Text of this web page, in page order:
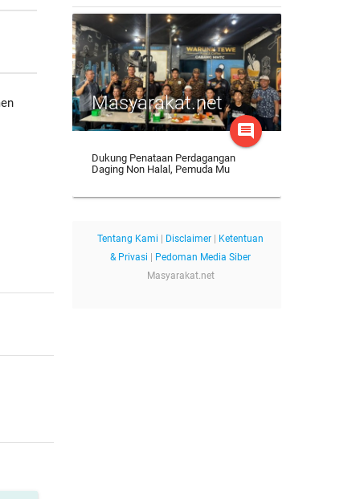
Masyarakat.net
comment
Dukung Penataan Perdagangan
Daging Non Halal, Pemuda Mu
Tentang Kami Disclaimer
Ketentuan
& Privasi
Pedoman Media Siber
Masyarakat.net